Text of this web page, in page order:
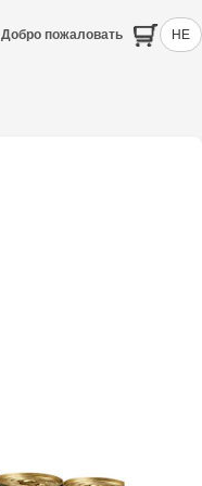
Добро пожаловать HE